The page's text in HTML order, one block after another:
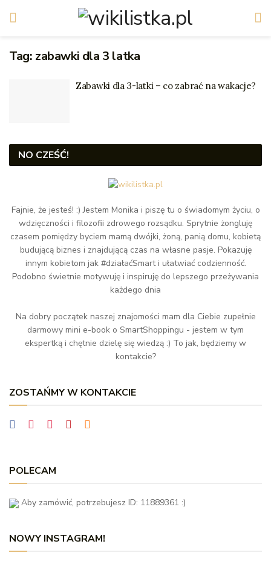
Tag: zabawki dla 3 latka
Zabawki dla 3-latki – co zabrać na wakacje?
NO CZEŚĆ!
Fajnie, że jesteś! :) Jestem Monika i piszę tu o świadomym życiu, o
wdzięczności i filozofii zdrowego rozsądku. Sprytnie żongluję
czasem pomiędzy byciem mamą dwójki, żoną, panią domu, kobietą
budującą biznes i znajdującą czas na własne pasje. Pokazuję
innym kobietom jak #działaćSmart i ułatwiać codzienność.
Podobno świetnie motywuję i inspiruję do lepszego przeżywania
każdego dnia
Na dobry początek naszej znajomości mam dla Ciebie zupełnie
darmowy mini e-book o SmartShoppingu - jestem w tym
ekspertką i chętnie dzielę się wiedzą :) To jak, będziemy w
kontakcie?
ZOSTAŃMY W KONTAKCIE
POLECAM
Aby zamówić, potrzebujesz ID: 11889361 :)
NOWY INSTAGRAM!